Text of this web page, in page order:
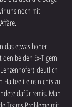
uns noch mit
das etwas höher
den beiden Ex-Tigern
deutlich
Halbzeit eins nichts zu
dafür remis. Man